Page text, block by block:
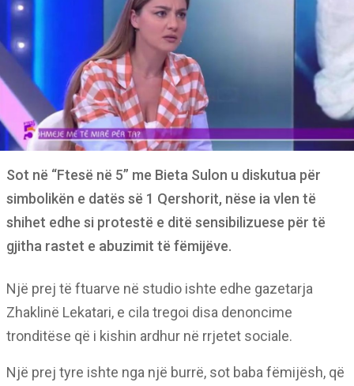
Sot në “Ftesë në 5” me Bieta Sulon u diskutua për
simbolikën e datës së 1 Qershorit, nëse ia vlen të
shihet edhe si protestë e ditë sensibilizuese për të
gjitha rastet e abuzimit të fëmijëve.
Një prej të ftuarve në studio ishte edhe gazetarja
Zhaklinë Lekatari, e cila tregoi disa denoncime
tronditëse që i kishin ardhur në rrjetet sociale.
Një prej tyre ishte nga një burrë, sot baba fëmijësh, që